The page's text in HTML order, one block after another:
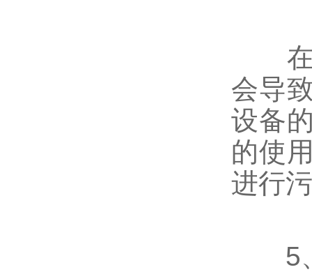
在
会导
设备
的使
进行
5、